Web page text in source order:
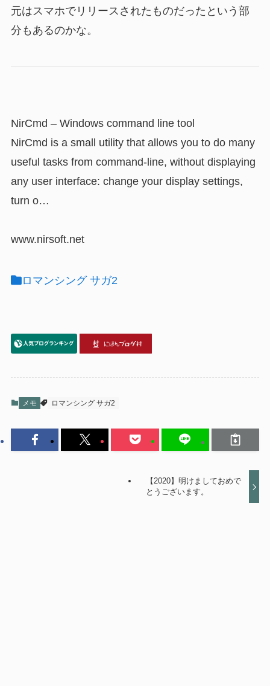
元はスマホでリリースされたものだったという部
分もあるのかな。
NirCmd – Windows command line tool
NirCmd is a small utility that allows you to do many
useful tasks from command-line, without displaying
any user interface: change your display settings,
turn o…
www.nirsoft.net
ロマンシング サガ2
メモ ロマンシング サガ2
【2020】明けましておめで
とうございます。